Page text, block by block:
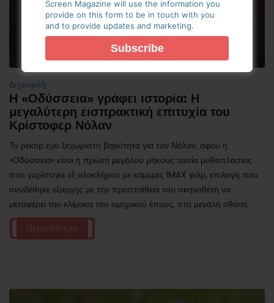
Δημοφιλή
Η «Οδύσσεια» γράφει ιστορία: Η
μεγαλύτερη εισπρακτική επιτυχία του
Κρίστοφερ Νόλαν
Το ρεκόρ έχει ξεχωριστή βαρύτητα για τον Νόλαν, αφού η
«Οδύσσεια» είναι η πρώτη μεγάλου μήκους ταινία μυθοπλασίας
που γυρίστηκε εξ ολοκλήρου με κάμερες IMAX φιλμ, επιλογή που
συνδέθηκε εξαρχής με την προσπάθεια του σκηνοθέτη να
μεταφέρει την κλίμακα του ομηρικού έπους, στη μεγάλη οθόνη.
Περισσότερα
Screen Magazine will use the information you
provide on this form to be in touch with you
and to provide updates and marketing.